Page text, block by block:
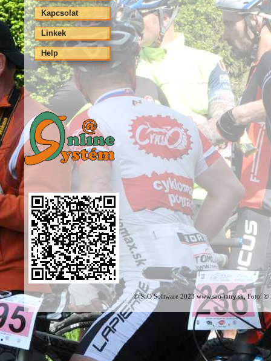
Kapcsolat
Linkek
Help
© SaO Software 2023 www.sao-tatry.sk, Foto: